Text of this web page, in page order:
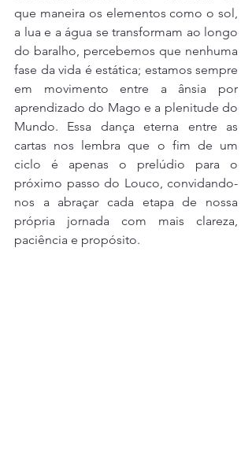
que maneira os elementos como o sol,
a lua e a água se transformam ao longo
do baralho, percebemos que nenhuma
fase da vida é estática; estamos sempre
em movimento entre a ânsia por
aprendizado do Mago e a plenitude do
Mundo. Essa dança eterna entre as
cartas nos lembra que o fim de um
ciclo é apenas o prelúdio para o
próximo passo do Louco, convidando-
nos a abraçar cada etapa de nossa
própria jornada com mais clareza,
paciência e propósito.